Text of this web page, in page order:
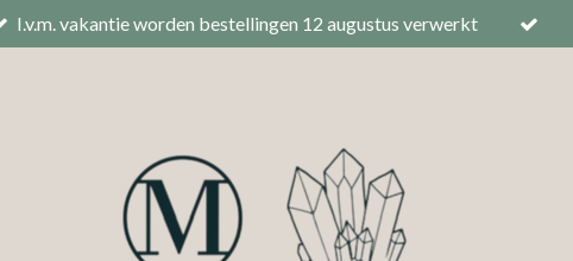
I.v.m. vakantie worden bestellingen 12 augustus verwerkt